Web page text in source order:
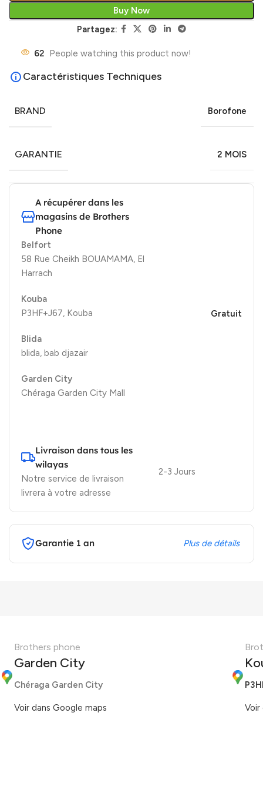
Buy Now
Partagez:
62 People watching this product now!
Caractéristiques Techniques
BRAND Borofone
GARANTIE 2 MOIS
A récupérer dans les
magasins de Brothers
Phone
Belfort
58 Rue Cheikh BOUAMAMA, El
Harrach
Kouba
P3HF+J67, Kouba
Blida
blida, bab djazair
Garden City
Chéraga Garden City Mall
Gratuit
Livraison dans tous les
wilayas
Notre service de livraison
livrera à votre adresse
2-3 Jours
Garantie 1 an Plus de détails
Brothers phone
Garden City
Chéraga Garden City
Voir dans Google maps Voir